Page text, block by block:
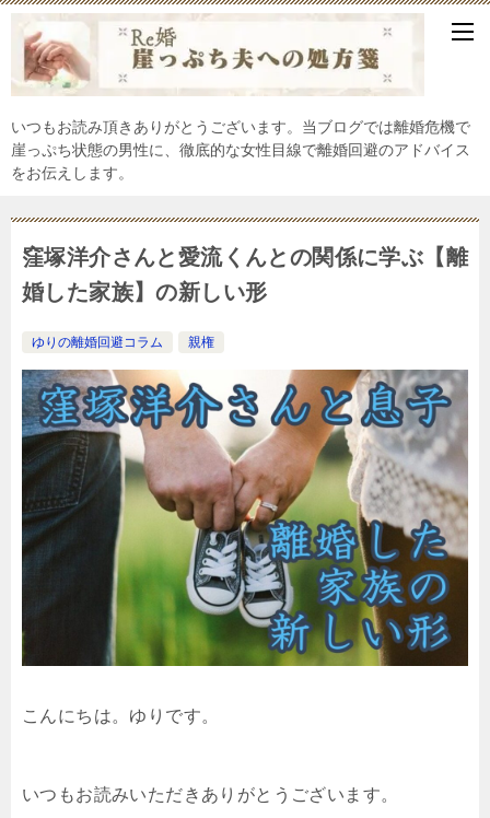
いつもお読み頂きありがとうございます。当ブログでは離婚危機で
崖っぷち状態の男性に、徹底的な女性目線で離婚回避のアドバイス
をお伝えします。
窪塚洋介さんと愛流くんとの関係に学ぶ【離
婚した家族】の新しい形
ゆりの離婚回避コラム 親権
こんにちは。ゆりです。
いつもお読みいただきありがとうございます。